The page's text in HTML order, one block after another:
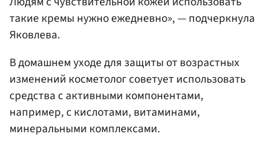
такие кремы нужно ежедневно», — подчеркнула
Яковлева.
В домашнем уходе для защиты от возрастных
изменений косметолог советует использовать
средства с активными компонентами,
например, с кислотами, витаминами,
минеральными комплексами.